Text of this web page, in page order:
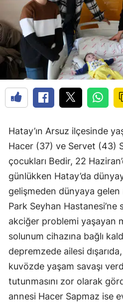
Hatay’ın Arsuz ilçesinde
Hacer (37) ve Servet (43)
çocukları Bedir, 22
günlükken Hatay’da
gelişmeden dünyaya
Park Seyhan Hastanesi’ne
akciğer problemi yaşayan
solunum cihazına bağlı
depremzede ailesi
kuvözde yaşam savaşı
tutunmasını zor olarak
annesi Hacer Sapmaz ise